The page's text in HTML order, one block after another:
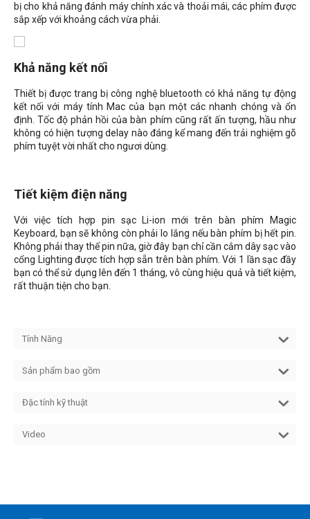
bị cho khả năng đánh máy chính xác và thoải mái, các phím được
sắp xếp với khoảng cách vừa phải.
Khả năng kết nối
Thiết bị được trang bị công nghệ bluetooth có khả năng tự động
kết nối với máy tính Mac của bạn một các nhanh chóng và ổn
định. Tốc độ phản hồi của bàn phím cũng rất ấn tượng, hầu như
không có hiện tượng delay nào đáng kể mang đến trải nghiệm gõ
phím tuyệt vời nhất cho ngươi dùng.
Tiết kiệm điện năng
Với việc tích hợp pin sạc Li-ion mới trên bàn phím Magic
Keyboard, bạn sẽ không còn phải lo lắng nếu bàn phím bị hết pin.
Không phải thay thế pin nữa, giờ đây bạn chỉ cần cắm dây sạc vào
cổng Lighting được tích hợp sẵn trên bàn phím. Với 1 lần sạc đầy
bạn có thể sử dụng lên đến 1 tháng, vô cùng hiệu quả và tiết kiệm,
rất thuận tiện cho bạn.
Tính Năng
Sản phẩm bao gồm
Đặc tính kỹ thuật
Video